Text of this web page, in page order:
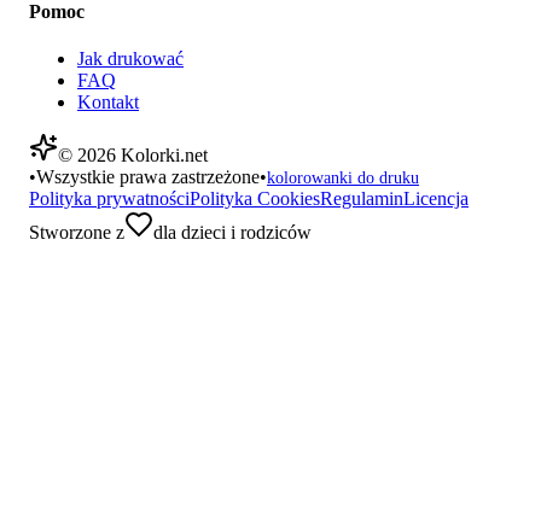
Pomoc
Jak drukować
FAQ
Kontakt
© 2026 Kolorki.net
•Wszystkie prawa zastrzeżone•kolorowanki do druku
Polityka prywatnościPolityka CookiesRegulaminLicencja
Stworzone z
dla dzieci i rodziców